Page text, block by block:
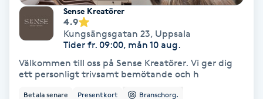
Coachning
Color correction
Cryoterapi
Sense Kreatörer
4.9
Kungsängsgatan 23, Uppsala
Tider fr. 09:00, mån 10 aug.
Välkommen till oss på Sense Kreatörer. Vi ger dig
ett personligt trivsamt bemötande och h
Betala senare Presentkort Branschorg.